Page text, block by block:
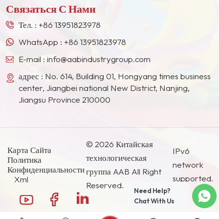
Востоке, в Юго-Восточной Азии, Японии, Южной
Корее и других странах и регионах.
Связаться С Нами
Тел. : +86 13951823978
WhatsApp : +86 13951823978
E-mail : info@aabindustrygroup.com
адрес : No. 614, Building 01, Hongyang times business
center, Jiangbei national New District, Nanjing,
Jiangsu Province 210000
Карта Сайта
Политика
Конфиденциальности
Xml
© 2026 Китайская
технологическая
группа AAB All Right
Reserved.
IPv6
network
supported.
Need Help?
Chat With Us